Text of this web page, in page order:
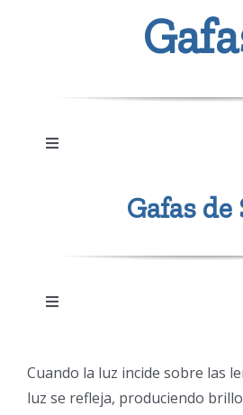
Toggle
Lupas y ayudas de baja visión
Accesorios para Gafas
Gafas de
Toggle
Cuando la luz incide sobre las
luz se refleja, produciendo